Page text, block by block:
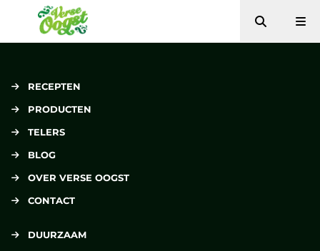
Verse Oogst
Zoeken
RECEPTEN
PRODUCTEN
TELERS
BLOG
OVER VERSE OOGST
CONTACT
DUURZAAM